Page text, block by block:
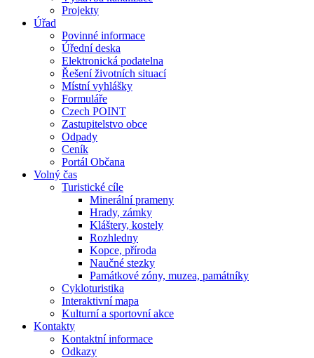
Projekty
Úřad
Povinné informace
Úřední deska
Elektronická podatelna
Řešení životních situací
Místní vyhlášky
Formuláře
Czech POINT
Zastupitelstvo obce
Odpady
Ceník
Portál Občana
Volný čas
Turistické cíle
Minerální prameny
Hrady, zámky
Kláštery, kostely
Rozhledny
Kopce, příroda
Naučné stezky
Památkové zóny, muzea, památníky
Cykloturistika
Interaktivní mapa
Kulturní a sportovní akce
Kontakty
Kontaktní informace
Odkazy